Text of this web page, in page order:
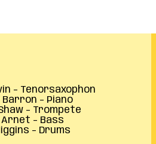
– Tenorsaxophon
Barron – Piano
– Trompete
– Bass
– Drums